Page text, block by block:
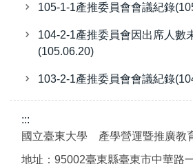
105-1-1產推委員會會議紀錄
104-2-1產推委員會因出席人數
(105.06.20)
103-2-1產推委員會會議紀錄
:::
國立臺東大學 產學營運暨推廣教
地址：95002臺東縣臺東市中華路